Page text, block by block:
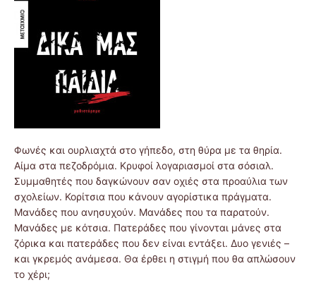
Φωνές και ουρλιαχτά στο γήπεδο, στη θύρα με τα θηρία.
Αίμα στα πεζοδρόμια. Κρυφοί λογαριασμοί στα σόσιαλ.
Συμμαθητές που δαγκώνουν σαν οχιές στα προαύλια των
σχολείων. Κορίτσια που κάνουν αγορίστικα πράγματα.
Μανάδες που ανησυχούν. Μανάδες που τα παρατούν.
Μανάδες με κότσια. Πατεράδες που γίνονται μάνες στα
ζόρικα και πατεράδες που δεν είναι εντάξει. Δυο γενιές –
και γκρεμός ανάμεσα. Θα έρθει η στιγμή που θα απλώσουν
το χέρι;